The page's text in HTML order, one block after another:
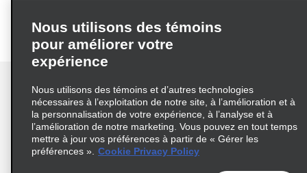
Conditions d’utilisation
Politique de confidentialité
Politique sur les fichiers témoins
Nous utilisons des témoins
pour améliorer votre
expérience
Nous utilisons des témoins et d’autres technologies
nécessaires à l’exploitation de notre site, à l’amélioration et à
la personnalisation de votre expérience, à l’analyse et à
l’amélioration de notre marketing. Vous pouvez en tout temps
mettre à jour vos préférences à partir de « Gérer les
préférences ». Cookie Privacy Policy